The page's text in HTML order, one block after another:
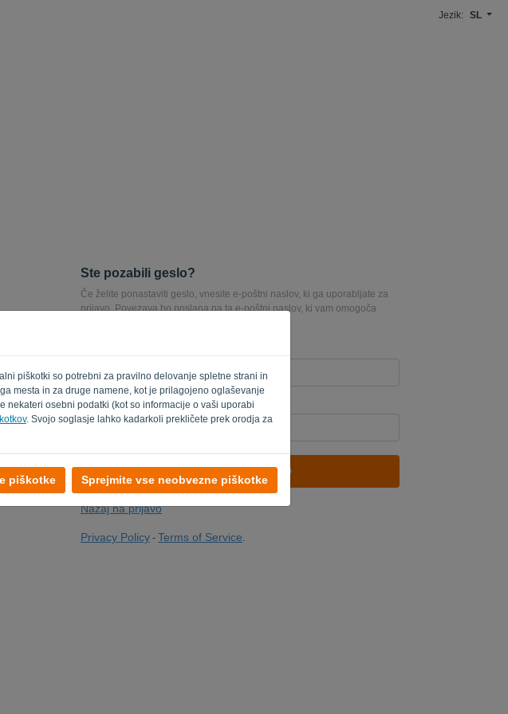
piškotki so potrebni za pravilno delovanje spletne strani in
mesta in za druge namene, kot je prilagojeno oglaševanje
nekateri osebni podatki (kot so informacije o vaši uporabi
. Svojo soglasje lahko kadarkoli prekličete prek orodja za
piškotke Sprejmite vse neobvezne piškotke
Jezik: SL
Ste pozabili geslo?
Če želite ponastaviti geslo, vnesite e-poštni naslov, ki ga uporabljate za
prijavo. Povezava bo poslana na ta e-poštni naslov, ki vam omogoča
Ali niste računalnik? Izpolnite ' '.
POŠLJI POVEZAVO
Nazaj na prijavo
Privacy Policy - Terms of Service